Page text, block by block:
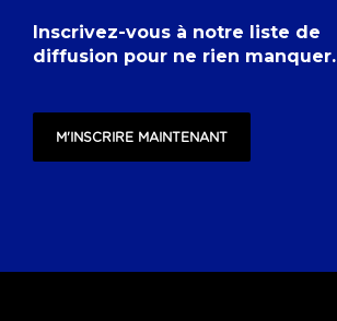
Inscrivez-vous à notre liste de
diffusion pour ne rien manquer.
M'INSCRIRE MAINTENANT